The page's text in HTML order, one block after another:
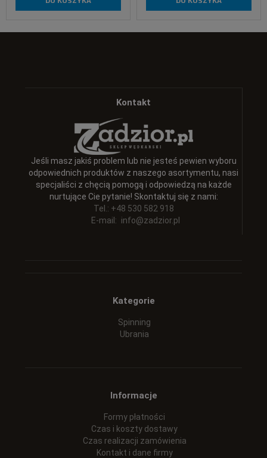
Kontakt
Jeśli masz jakiś problem lub nie jesteś pewien wyboru
odpowiednich produktów z naszego asortymentu, nasi
specjaliści z chęcią pomogą i odpowiedzą na każde
nurtujące Cie pytanie! Skontaktuj się z nami:
Tel.: +48 530 582 918
E-mail: info@zadzior.pl
Kategorie
Spinning
Ubrania
Informacje
Formy płatności
Czas i koszty dostawy
Czas realizacji zamówienia
Kontakt i dane firmy